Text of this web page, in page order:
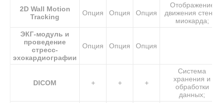
2D Wall Motion
Tracking
Опция Опция Опция
Отображение
движения стенок
миокарда;
ЭКГ-модуль и
проведение
стресс-
эхокардиографии
Опция Опция Опция
DICOM + + +
Система
хранения и
обработки
данных;